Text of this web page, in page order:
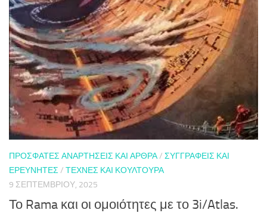
ΠΡΌΣΦΑΤΕΣ ΑΝΑΡΤΉΣΕΙΣ ΚΑΙ ΆΡΘΡΑ/ ΣΥΓΓΡΑΦΕΊΣ ΚΑΙ
ΕΡΕΥΝΗΤΈΣ / ΤΈΧΝΕΣ ΚΑΙ ΚΟΥΛΤΟΎΡΑ
9 ΣΕΠΤΕΜΒΡΊΟΥ, 2025
Το Rama και οι ομοιότητες με το 3i/Atlas.